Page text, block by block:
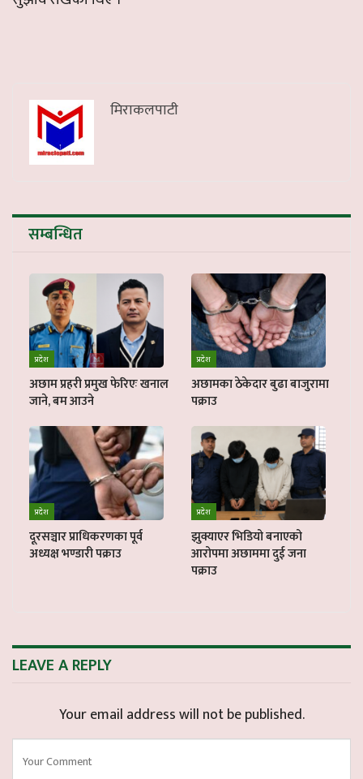
मिराकलपाटी
सम्बन्धित
प्रदेश
अछाम प्रहरी प्रमुख फेरिएः खनाल
जाने, बम आउने
प्रदेश
अछामका ठेकेदार बुढा बाजुरामा
पक्राउ
प्रदेश
दूरसञ्चार प्राधिकरणका पूर्व
अध्यक्ष भण्डारी पक्राउ
प्रदेश
झुक्याएर भिडियो बनाएको
आरोपमा अछाममा दुई जना
पक्राउ
LEAVE A REPLY
Your email address will not be published.